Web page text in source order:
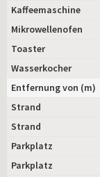
Kaffeemaschine
Mikrowellenofen
Toaster
Wasserkocher
Entfernung von (m)
Strand
Strand
Parkplatz
Parkplatz